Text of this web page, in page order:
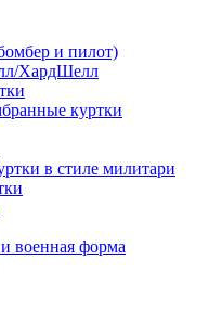
и пилот)
ХардШелл
куртки
в стиле милитари
военная форма